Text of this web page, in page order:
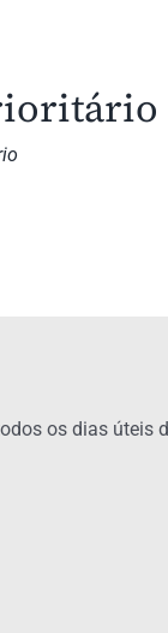
os dias úteis